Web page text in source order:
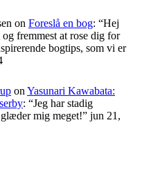
on Foreslå en bog: “Hej
fremmest at rose dig for
bogtips, som vi er
onYasunari Kawabata:
: “Jeg har stadig
mig meget!” jun 21,